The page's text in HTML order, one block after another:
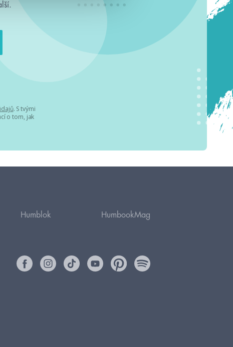
. S tvými
o tom, jak
Humblok HumbookMag